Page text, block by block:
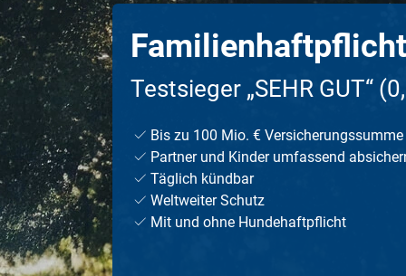
Ambulante Zusatzversicherung
Auslandskrankenversicherung
Krankengeld
Krankenhauszusatzversicherung
Pflegezusatzversicherung
Zahnspange: Kosten & Behandlung
Zahnkrone: Arten, Ablauf, Kosten
Zahnimplantate
Wurzelbehandlung
Veneers für Zähne
Testsieger „SEHR GUT“
Bis zu 100 Mio. € Versicherungssumme
Partner und Kinder umfassend
Täglich kündbar
Weltweiter Schutz
Mit und ohne Hundehaftpflicht